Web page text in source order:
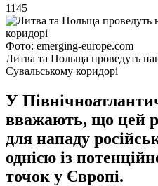
1145
Фото: emerging-europe.com
Литва та Польща проведуть
Сувальському коридорі
У
вважають, що цей
для нападу
однією із
точок у Європі.